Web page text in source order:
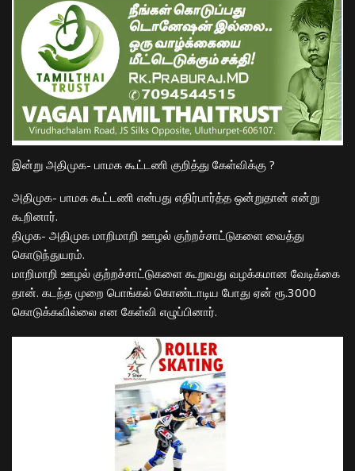
இன்று அதிமுக- பாமக கூட்டணி குறித்து கேள்விக்கு ?
அதிமுக- பாமக கூட்டணி என்பது எதிர்பார்த்த ஒன்றுதான் என்று
கூறினார்.
திமுக- அதிமுக மாறிமாறி ஊழல் குற்றச்சாட்டுகளை வைத்து
கொடுந்துயரம்.
மாறிமாறி ஊழல் குற்றச்சாட்டுகளை கூறுவது வழக்கமான வேடிக்கை
தான். கடந்த முறை பொங்கல் கொண்டாடிய போது ஏன் ரூ.3000
கொடுக்கவில்லை என கேள்வி எழுப்பினார்.